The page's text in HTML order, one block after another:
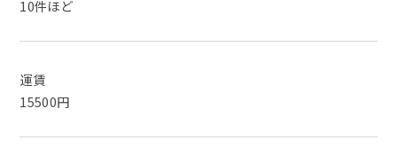
10件ほど
運賃
15500円